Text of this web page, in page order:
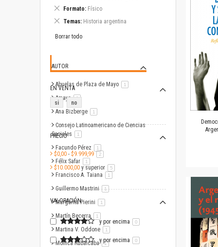
artículo
Formato Físico
Eliminar
artículo
Temas Historia argentina
Eliminar
artículo
Borrar todo
AUTOR
Abuelas de Plaza de Mayo 1
Amaya 1artículo
Ana Bizberge 1
Consejo Latinoamericano de Ciencias
Sociales
1
Facundo Pérez 1
Félix Safar 1
Francisco A. Taiana 1
Guillermo Mastrini 1artículo
Margarita Pierini 1
Martín Becerra 1
Martina V. Oddone 1
Mónica Rubalcaba 1artículo
EN VENTA
si no
PRECIO
$0,00 - $9.999,99 2artículo
$10.000,00 y superior 5artículo
VALORACIÓN
y por encima 0
y por encima 0